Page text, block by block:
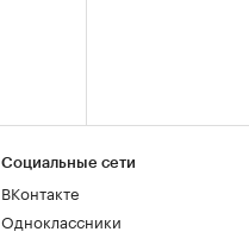
Социальные сети
ВКонтакте
Одноклассники